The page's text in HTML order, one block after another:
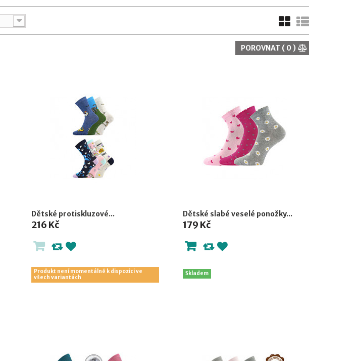
POROVNAT ( 0)
Dětské protiskluzové...
216 Kč
Produkt není momentálně k dispozici ve
všech variantách
Dětské slabé veselé ponožky...
179 Kč
Skladem